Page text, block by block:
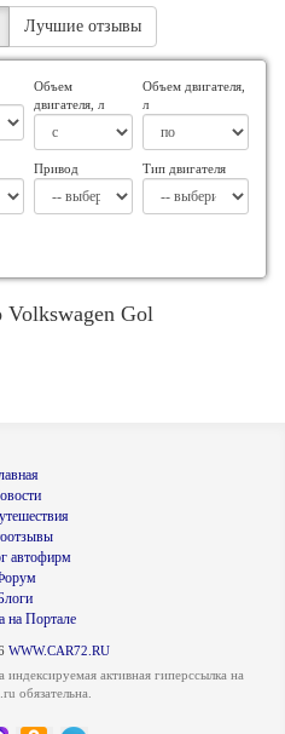
Лучшие отзывы
Объем
двигателя, л
Объем двигателя,
л
Привод Тип двигателя
Gol
автофирм
на Портале
WWW.CAR72.RU
активная гиперссылка на
обязательна.